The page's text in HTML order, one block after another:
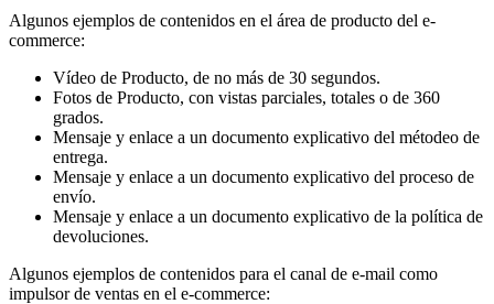
Algunos ejemplos de contenidos en el área de producto del e-
commerce:
Vídeo de Producto, de no más de 30 segundos.
Fotos de Producto, con vistas parciales, totales o de 360
grados.
Mensaje y enlace a un documento explicativo del métodeo de
entrega.
Mensaje y enlace a un documento explicativo del proceso de
envío.
Mensaje y enlace a un documento explicativo de la política de
devoluciones.
Algunos ejemplos de contenidos para el canal de e-mail como
impulsor de ventas en el e-commerce: